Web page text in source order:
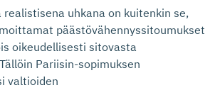
realistisena uhkana on kuitenkin se,
päästövähennyssitoumukset
oikeudellisesti sitovasta
Pariisin-sopimuksen
valtioiden